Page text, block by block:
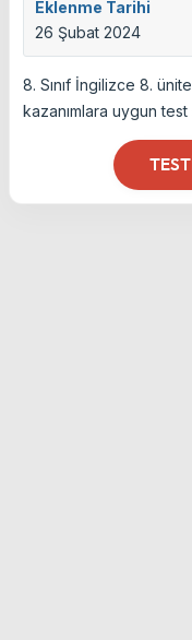
Eklenme Tarihi
26 Şubat 2024
8. Sınıf İngilizce 8.
kazanımlara uygun test